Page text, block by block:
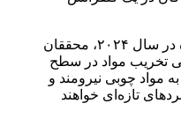
پیش از پرتاب برنامه‌ریزی شده در سال ۲۰۲۴، محققان
تخریب مواد در سطح
به مواد چوبی نیرومند و
تازه‌ای خواهند